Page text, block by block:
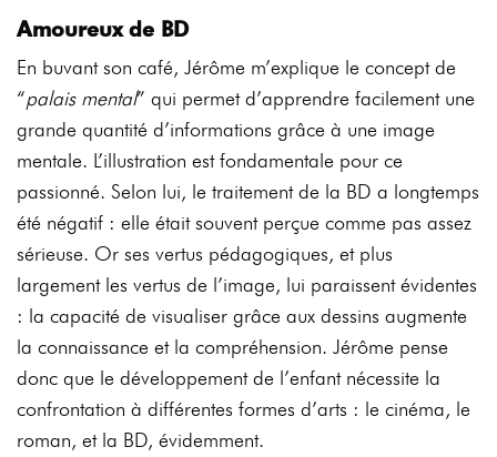
Amoureux de BD
En buvant son café, Jérôme m’explique le concept de
“palais mental” qui permet d’apprendre facilement une
grande quantité d’informations grâce à une image
mentale. L’illustration est fondamentale pour ce
passionné. Selon lui, le traitement de la BD a longtemps
été négatif : elle était souvent perçue comme pas assez
sérieuse. Or ses vertus pédagogiques, et plus
largement les vertus de l’image, lui paraissent évidentes
: la capacité de visualiser grâce aux dessins augmente
la connaissance et la compréhension. Jérôme pense
donc que le développement de l’enfant nécessite la
confrontation à différentes formes d’arts : le cinéma, le
roman, et la BD, évidemment.